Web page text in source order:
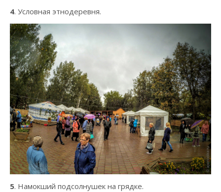
4. Условная этнодеревня.
5. Намокший подсолнушек на грядке.